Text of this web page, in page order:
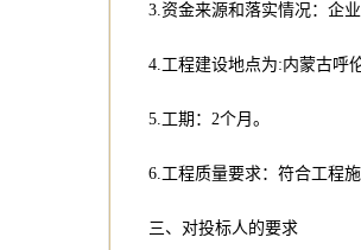
3.资金来源和落实情况：企
4.工程建设地点为:内蒙古呼
5.工期：2个月。
6.工程质量要求：符合工程
三、对投标人的要求